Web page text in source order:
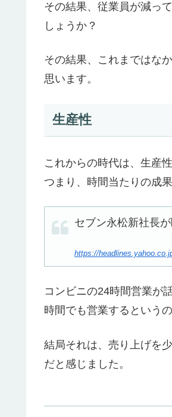
その結果、従業員が減っ
しょうか？
その結果、これまではな
思います。
生産性
これからの時代は、生産
つまり、時間当たりの成
セブン永松新社長
https://
コンビニの24時間営業が
時間でも営業するという
結局それは、売り上げを
だと感じました。